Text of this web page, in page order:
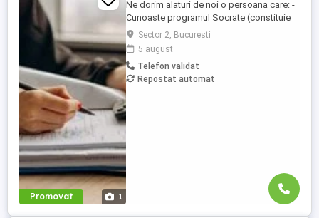
Promovat 1
Ne dorim alaturi de noi o persoana care: -
Cunoaste programul Socrate (constituie
avantaj); - Cunoaste Microsoft Office; - Are
cunostinte de contabilitate financiara; -
Are experienta pe o pozitie similara, de
minim 3 ani; (experienta dobandita intr-o
firma de contabilitate constituie un
Sector 2, Bucuresti
5 august
Telefon validat
Repostat automat